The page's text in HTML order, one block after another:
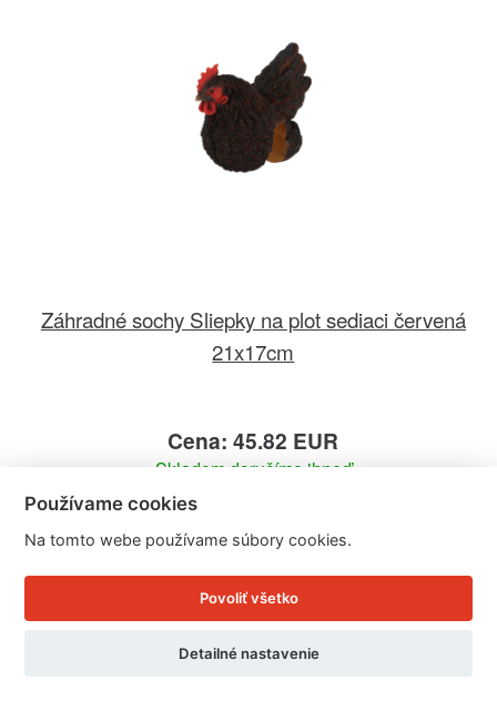
Záhradné sochy Sliepky na plot sediaci červená
21x17cm
Cena: 45.82 EUR
Skladom doručíme ihneď
U Vás doma 10. - 11. 8.
Detail produktu
Používame cookies
Na tomto webe používame súbory cookies.
Povoliť všetko
Detailné nastavenie